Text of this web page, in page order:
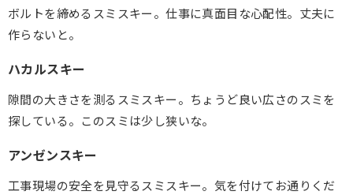
ボルトを締めるスミスキー。仕事に真面目な心配性。丈夫に
作らないと。
ハカルスキー
隙間の大きさを測るスミスキー。ちょうど良い広さのスミを
探している。このスミは少し狭いな。
アンゼンスキー
工事現場の安全を見守るスミスキー。気を付けてお通りくだ